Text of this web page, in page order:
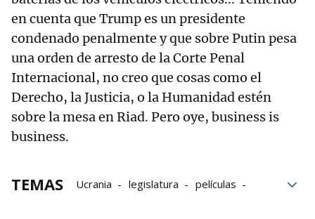
en cuenta que Trump es un presidente
condenado penalmente y que sobre Putin pesa
una orden de arresto de la Corte Penal
Internacional, no creo que cosas como el
Derecho, la Justicia, o la Humanidad estén
sobre la mesa en Riad. Pero oye, business is
business.
TEMAS Ucrania legislatura
películas